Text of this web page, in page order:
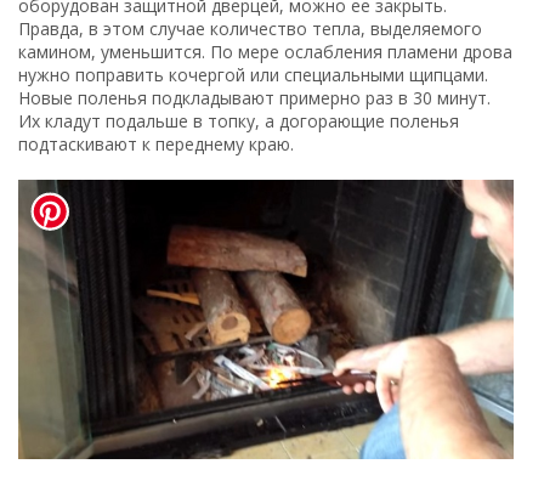
оборудован защитной дверцей, можно ее закрыть.
Правда, в этом случае количество тепла, выделяемого
камином, уменьшится. По мере ослабления пламени дрова
нужно поправить кочергой или специальными щипцами.
Новые поленья подкладывают примерно раз в 30 минут.
Их кладут подальше в топку, а догорающие поленья
подтаскивают к переднему краю.